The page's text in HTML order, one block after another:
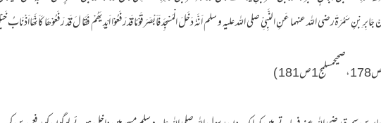
بْنِ سَمُرَۃَرضی اللہ عنہما عَنِ النَّبِیِّ صلی اللہ علیہ و سلم اَنَّہٗ دَخَلَ الْمَسْجِدَ فَاَبْصَرَقَوْمًا قَدْرَفَعُوْا اَیْدِیَھُمْ فَقَا لَ قَدْ رَفَعُوْھَا کَاَنَّھَااَذْنَابُ